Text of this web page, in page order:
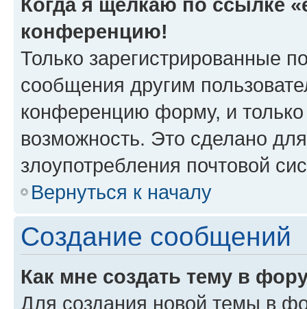
конференцию!
Только зарегистрированные
сообщения другим
конференцию форму, и
возможность. Это сделано
злоупотребления почтовой
Вернуться к началу
Создание сообщений
Как мне создать тему в
Для создания новой темы в